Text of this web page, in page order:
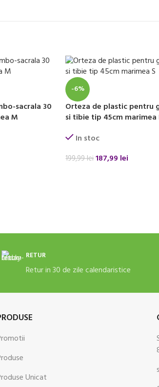
sacrala 30
M
-6%
Orteza de plastic pentru
si tibie tip 45cm marimea
In stoc
199,99lei187,99 lei
RETUR
Retur in 30 de zile calendaristice
Unicat